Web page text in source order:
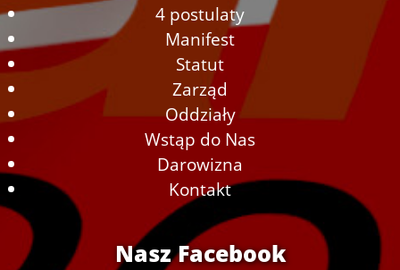
4 postulaty
Manifest
Statut
Zarząd
Oddziały
Wstąp do Nas
Darowizna
Kontakt
Nasz Facebook